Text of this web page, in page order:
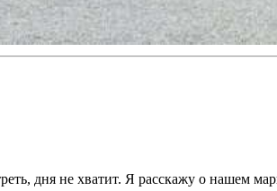
дня не хватит. Я расскажу о нашем